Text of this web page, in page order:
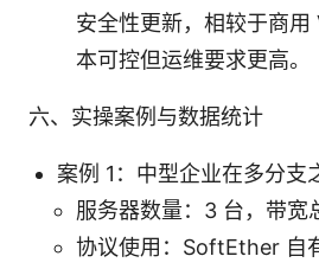
安全性更新，相较于商
本可控但运维要求更高。
六、实操案例与数据统计
案例 1：中型企业在多分支
服务器数量：3 台，带宽
协议使用：SoftEther 自